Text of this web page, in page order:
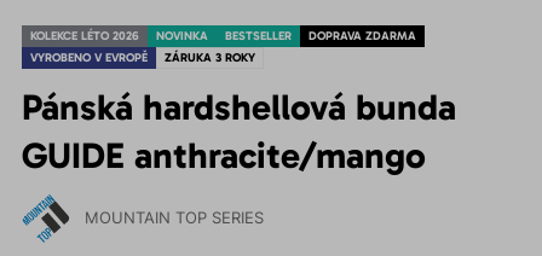
KOLEKCE LÉTO 2026 NOVINKA BESTSELLER
DOPRAVA ZDARMA
VYROBENO V EVROPĚ
ZÁRUKA 3 ROKY
Pánská hardshellová bunda
GUIDE anthracite/mango
MOUNTAIN TOP SERIES